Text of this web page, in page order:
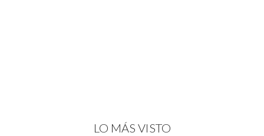
LO MÁS VISTO